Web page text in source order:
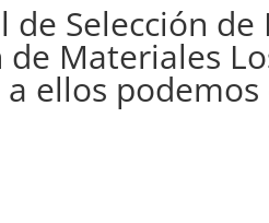
Selección
Materiales
ellos